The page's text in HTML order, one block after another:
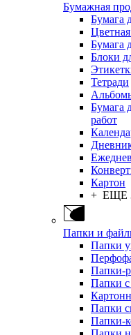
Бумажная
Бумага
Бумага
Блоки
Тетради
Бумага
работ
Картон
+ ЕЩЕ
Папки и
Папки
Папки-
Папки
Папки
Папки-